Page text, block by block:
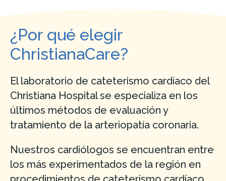
¿Por qué elegir
ChristianaCare?
El laboratorio de cateterismo cardíaco del
Christiana Hospital se especializa en los
últimos métodos de evaluación y
tratamiento de la arteriopatía coronaria.
Nuestros cardiólogos se encuentran entre
los más experimentados de la región en